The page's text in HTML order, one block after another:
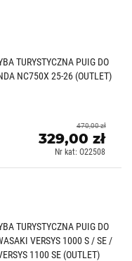
TURYSTYCZNA PUIG DO
NC750X 25-26 (OUTLET)
329,00 zł
470,00 zł
Nr kat: O22508
TURYSTYCZNA PUIG DO
VERSYS 1000 S / SE /
1100 SE (OUTLET)